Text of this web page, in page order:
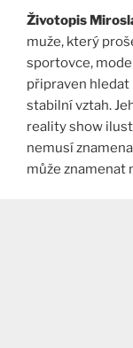
Životopis
muže, který
sportovce,
připraven hledat
stabilní vztah.
reality show
nemusí
může znamenat